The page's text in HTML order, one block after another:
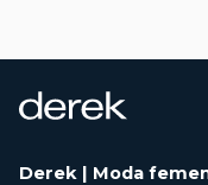
Derek | Moda